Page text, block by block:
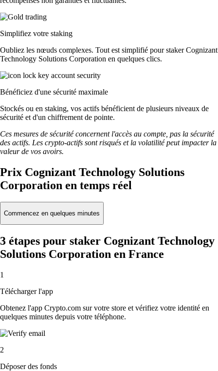
Simplifiez votre staking
Oubliez les nœuds complexes. Tout est simplifié pour staker Cognizant
Technology Solutions Corporation en quelques clics.
Bénéficiez d'une sécurité maximale
Stockés ou en staking, vos actifs bénéficient de plusieurs niveaux de
sécurité et d'un chiffrement de pointe.
Ces mesures de sécurité concernent l'accès au compte, pas la sécurité
des actifs. Les crypto-actifs sont risqués et la volatilité peut impacter la
valeur de vos avoirs.
Prix Cognizant Technology Solutions
Corporation en temps réel
Commencez en quelques minutes
3 étapes pour staker Cognizant Technology
Solutions Corporation en France
1
Télécharger l'app
Obtenez l'app Crypto.com sur votre store et vérifiez votre identité en
quelques minutes depuis votre téléphone.
2
Déposer des fonds